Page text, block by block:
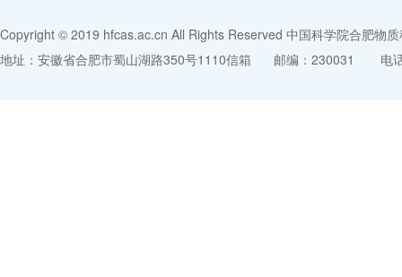
Copyright © 2019 hfcas.ac.cn All Rights Reserved 中国科学院合肥物
地址：安徽省合肥市蜀山湖路350号1110信箱
邮编：230031 电